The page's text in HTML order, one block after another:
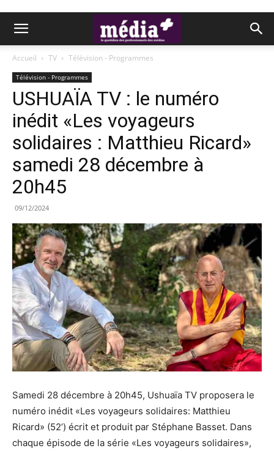
Accueil TV Télévision - Programmes
Télévision - Programmes
USHUAÏA TV : le numéro
inédit «Les voyageurs
solidaires : Matthieu Ricard»
samedi 28 décembre à
20h45
09/12/2024
Samedi 28 décembre à 20h45, Ushuaïa TV proposera le
numéro inédit «Les voyageurs solidaires: Matthieu
Ricard» (52’) écrit et produit par Stéphane Basset. Dans
chaque épisode de la série «Les voyageurs solidaires»,